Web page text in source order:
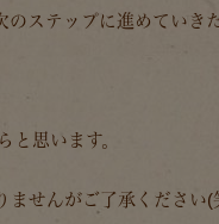
ステップに進めていき
思います。
ませんがご了承ください(